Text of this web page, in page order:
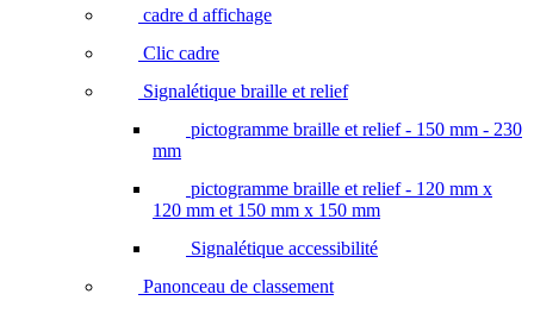
cadre d affichage
Clic cadre
Signalétique braille et relief
pictogramme braille et relief - 150 mm - 230
mm
pictogramme braille et relief - 120 mm x
120 mm et 150 mm x 150 mm
Signalétique accessibilité
Panonceau de classement